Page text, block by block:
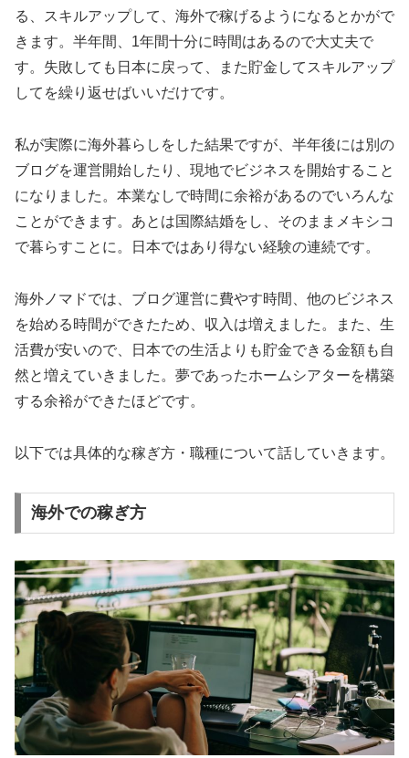
る、スキルアップして、海外で稼げるようになるとかがで
きます。半年間、1年間十分に時間はあるので大丈夫で
す。失敗しても日本に戻って、また貯金してスキルアップ
してを繰り返せばいいだけです。
私が実際に海外暮らしをした結果ですが、半年後には別の
ブログを運営開始したり、現地でビジネスを開始すること
になりました。本業なしで時間に余裕があるのでいろんな
ことができます。あとは国際結婚をし、そのままメキシコ
で暮らすことに。日本ではあり得ない経験の連続です。
海外ノマドでは、ブログ運営に費やす時間、他のビジネス
を始める時間ができたため、収入は増えました。また、生
活費が安いので、日本での生活よりも貯金できる金額も自
然と増えていきました。夢であったホームシアターを構築
する余裕ができたほどです。
以下では具体的な稼ぎ方・職種について話していきます。
海外での稼ぎ方